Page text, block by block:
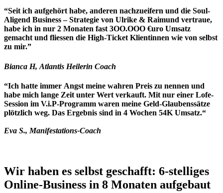
“Seit ich aufgehört habe, anderen nachzueifern und die Soul-
Aligend Business – Strategie von Ulrike & Raimund vertraue,
habe ich in nur 2 Monaten fast 3OO.OOO €uro Umsatz
gemacht und fliessen die High-Ticket Klientinnen wie von selbst
zu mir.”
Bianca H, Atlantis Heilerin Coach
“Ich hatte immer Angst meine wahren Preis zu nennen und
habe mich lange Zeit unter Wert verkauft. Mit nur einer Lofe-
Session im V.i.P-Programm waren meine Geld-Glaubenssätze
plötzlich weg. Das Ergebnis sind in 4 Wochen 54K Umsatz.“
Eva S., Manifestations-Coach
Wir haben es selbst geschafft: 6-stelliges
Online-Business in 8 Monaten aufgebaut